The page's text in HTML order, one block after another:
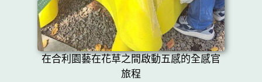
在合利園藝在花草之間啟動五感的全感官
旅程